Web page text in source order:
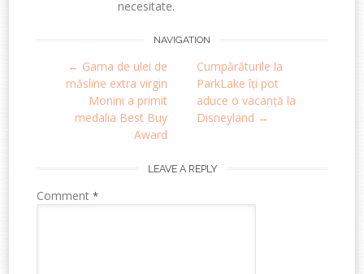
necesitate.
navigation
NAVIGATION
← Gama de ulei de
măsline extra virgin
Monini a primit
medalia Best Buy
Award
Cumpărăturile la
ParkLake îți pot
aduce o vacanță la
Disneyland →
LEAVE A REPLY
Comment*